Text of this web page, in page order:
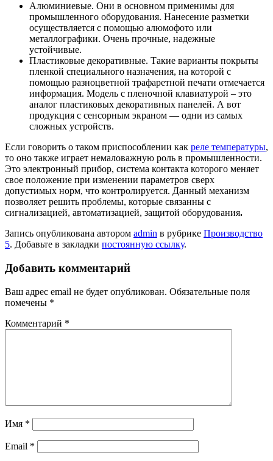
Алюминиевые. Они в основном применимы для
промышленного оборудования. Нанесение разметки
осуществляется с помощью алюмофото или
металлографики. Очень прочные, надежные
устойчивые.
Пластиковые декоративные. Такие варианты покрыты
пленкой специального назначения, на которой с
помощью разноцветной трафаретной печати отмечается
информация. Модель с пленочной клавиатурой – это
аналог пластиковых декоративных панелей. А вот
продукция с сенсорным экраном — одни из самых
сложных устройств.
Если говорить о таком приспособлении как реле температуры,
то оно также играет немаловажную роль в промышленности.
Это электронный прибор, система контакта которого меняет
свое положение при изменении параметров сверх
допустимых норм, что контролируется. Данный механизм
позволяет решить проблемы, которые связанны с
сигнализацией, автоматизацией, защитой оборудования.
Запись опубликована автором admin в рубрике Производство
5. Добавьте в закладки постоянную ссылку.
Добавить комментарий
Ваш адрес email не будет опубликован. Обязательные поля
помечены *
Комментарий *
Имя *
Email *